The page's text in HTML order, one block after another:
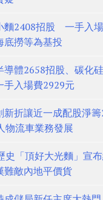
麵2408招股 一手入場
底撈等為基投
導體2658招股、碳化
入場費2929元
新折讓近一成配股淨
物流車業務發展
史「頂好大光麵」宣
難敵內地平價貨